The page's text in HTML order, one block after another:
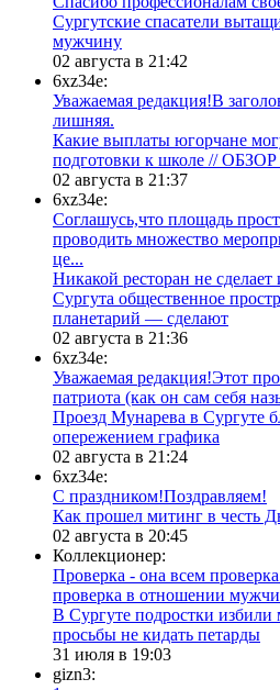
Сургутские спасатели
мужчину
02 августа в 21:42
6xz34e:
Уважаемая редакция!В
лишняя.
Какие выплаты югорчане
подготовки к школе //
02 августа в 21:37
6xz34e:
Соглашусь,что площадь
проводить множество
це...
​Никакой ресторан не
Сургута общественное
планетарий — сделают
02 августа в 21:36
6xz34e:
Уважаемая редакция!Этот
патриота (как он сам себя
​Проезд Мунарева в Сургуте
опережением графика
02 августа в 21:24
6xz34e:
С праздником!Поздравляем!
Как прошел митинг в честь
02 августа в 20:45
Коллекционер:
Проверка - она всем
проверка в отношении
В Сургуте подростки избили
просьбы не кидать петарды
31 июля в 19:03
gizn3: